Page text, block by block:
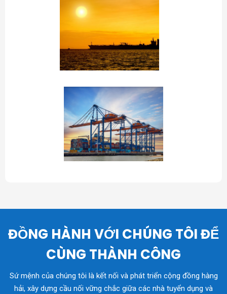
ĐỒNG HÀNH VỚI CHÚNG TÔI ĐỂ
CÙNG THÀNH CÔNG
Sứ mệnh của chúng tôi là kết nối và phát triển cộng đồng hàng
hải, xây dựng cầu nối vững chắc giữa các nhà tuyển dụng và